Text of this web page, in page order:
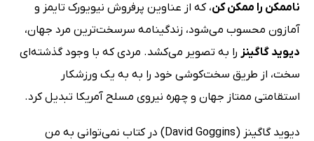
ناممکن را ممکن کن، که از عناوین پرفروش نیویورک تایمز و
آمازون محسوب می‌شود، زندگینامه سرسخت‌ترین مرد جهان،
دیوید گاگینز را به تصویر می‌کشد. مردی که با وجود گذشته‌ای
سخت، از طریق سخت‌کوشی خود را به به یک ورزشکار
استقامتی ممتاز جهان و چهره نیروی مسلح آمریکا تبدیل کرد.
دیوید گاگینز (David Goggins) در کتاب نمی‌توانی به من